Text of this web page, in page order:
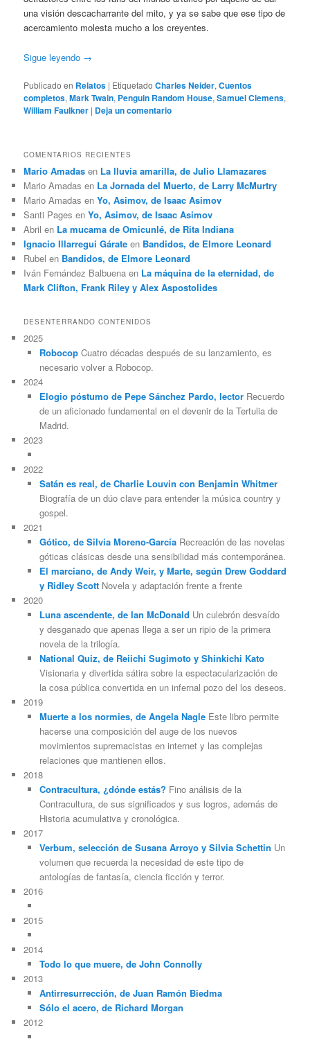
una visión descacharrante del mito, y ya se sabe que ese tipo de
acercamiento molesta mucho a los creyentes.
Sigue leyendo →
Publicado en Relatos | Etiquetado Charles Neider,Cuentos
completos,Mark Twain, Penguin Random House,Samuel Clemens,
William Faulkner | Deja un comentario
COMENTARIOS RECIENTES
Mario Amadas en La lluvia amarilla, de Julio Llamazares
Mario Amadas en La Jornada del Muerto, de Larry McMurtry
Mario Amadas enYo, Asimov, de Isaac Asimov
Santi Pages enYo, Asimov, de Isaac Asimov
Abril en La mucama de Omicunlé, de Rita Indiana
Ignacio Illarregui Gárate en Bandidos, de Elmore Leonard
Rubel en Bandidos, de Elmore Leonard
Iván Fernández Balbuena en La máquina de la eternidad, de
Mark Clifton, Frank Riley y Alex Aspostolides
DESENTERRANDO CONTENIDOS
2025
RobocopCuatro décadas después de su lanzamiento, es
necesario volver a Robocop.
2024
Elogio póstumo de Pepe Sánchez Pardo, lectorRecuerdo
de un aficionado fundamental en el devenir de la Tertulia de
Madrid.
2023
2022
Satán es real, de Charlie Louvin con Benjamin Whitmer
Biografía de un dúo clave para entender la música country y
gospel.
2021
Gótico, de Silvia Moreno-GarcíaRecreación de las novelas
góticas clásicas desde una sensibilidad más contemporánea.
El marciano, de Andy Weir, y Marte, según Drew Goddard
y Ridley ScottNovela y adaptación frente a frente
2020
Luna ascendente, de Ian McDonald Un culebrón desvaído
y desganado que apenas llega a ser un ripio de la primera
novela de la trilogía.
National Quiz, de Reiichi Sugimoto y Shinkichi Kato
Visionaria y divertida sátira sobre la espectacularización de
la cosa pública convertida en un infernal pozo del los deseos.
2019
Muerte a los normies, de Angela NagleEste libro permite
hacerse una composición del auge de los nuevos
movimientos supremacistas en internet y las complejas
relaciones que mantienen ellos.
2018
Contracultura, ¿dónde estás? Fino análisis de la
Contracultura, de sus significados y sus logros, además de
Historia acumulativa y cronológica.
2017
Verbum, selección de Susana Arroyo y Silvia Schettin Un
volumen que recuerda la necesidad de este tipo de
antologías de fantasía, ciencia ficción y terror.
2016
2015
2014
Todo lo que muere, de John Connolly
2013
Antirresurrección, de Juan Ramón Biedma
Sólo el acero, de Richard Morgan
2012